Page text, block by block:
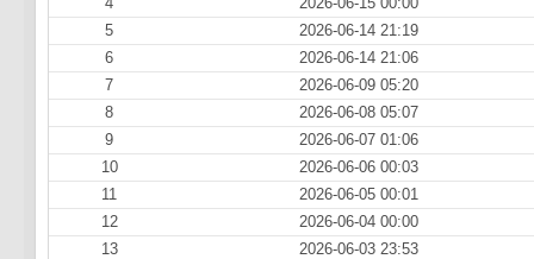
5
2026-06-14 21:19
6
2026-06-14 21:06
7
2026-06-09 05:20
8
2026-06-08 05:07
9
2026-06-07 01:06
10
2026-06-06 00:03
11
2026-06-05 00:01
12
2026-06-04 00:00
13
2026-06-03 23:53